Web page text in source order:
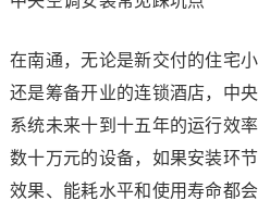
在南通，无论是新交付的住宅
还是筹备开业的连锁酒店，中
系统未来十到十五年的运行效
数十万元的设备，如果安装环
效果、能耗水平和使用寿命都